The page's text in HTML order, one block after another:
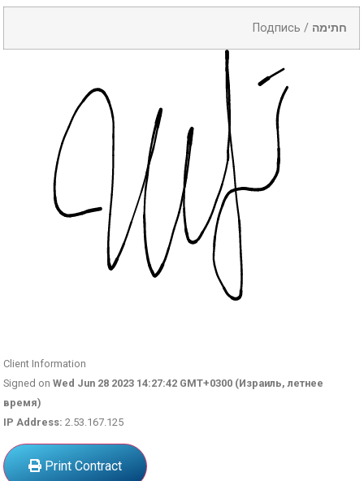
Подпись / חתימה
Client Information
Signed onWed Jun 28 2023 14:27:42 GMT+0300 (Израиль, летнее
время)
IP Address: 2.53.167.125
Print Contract